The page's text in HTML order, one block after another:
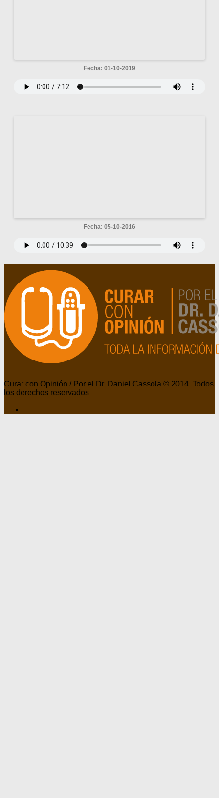
Fecha: 01-10-2019
Fecha: 05-10-2016
Curar con Opinión / Por el Dr. Daniel Cassola © 2014. Todos
los derechos reservados